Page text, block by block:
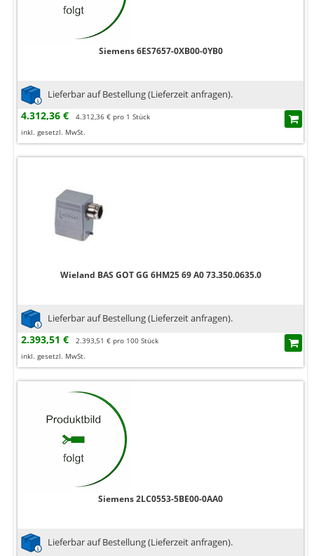
Siemens 6ES7657-0XB00-0YB0
Lieferbar auf Bestellung (Lieferzeit anfragen).
4.312,36 €
4.312,36 € pro 1 Stück
inkl. gesetzl. MwSt.
Wieland BAS GOT GG 6HM25 69 A0 73.350.0635.0
Lieferbar auf Bestellung (Lieferzeit anfragen).
2.393,51 €
2.393,51 € pro 100 Stück
inkl. gesetzl. MwSt.
Siemens 2LC0553-5BE00-0AA0
Lieferbar auf Bestellung (Lieferzeit anfragen).